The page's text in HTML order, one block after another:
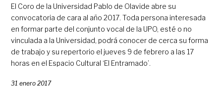
El Coro de la Universidad Pablo de Olavide abre su
convocatoria de cara al año 2017. Toda persona interesada
en formar parte del conjunto vocal de la UPO, esté o no
vinculada a la Universidad, podrá conocer de cerca su forma
de trabajo y su repertorio el jueves 9 de febrero a las 17
horas en el Espacio Cultural ‘El Entramado’.
31 enero 2017